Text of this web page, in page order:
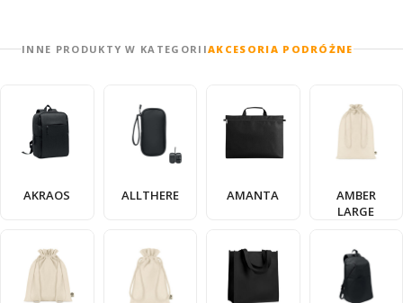
INNE PRODUKTY W KATEGORIIAKCESORIA PODRÓŻNE
AKRAOS ALLTHERE AMANTA
AMBER
LARGE